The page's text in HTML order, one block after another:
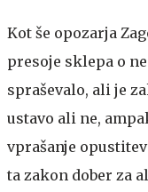
Kot še opozarja
presoje sklepa o
spraševalo, ali je
ustavo ali ne,
vprašanje
ta zakon dober za